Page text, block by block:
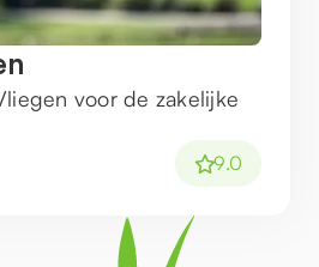
voor de zakelijke
9.0